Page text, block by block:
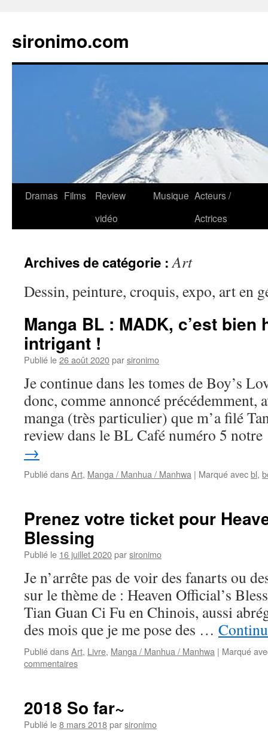
sironimo.com
Aller
Dramas Films
Review
vidéo
Musique Acteurs /
Actrices
Archives de catégorie :Art
Dessin, peinture, croquis, expo, art en
Manga BL : MADK, c’est
intrigant !
Publié le26 août 2020parsironimo
Je continue dans les tomes de Boy’s
donc, comme annoncé précédemment,
manga (très particulier) que m’a filé
review dans le BL Café numéro 5
→
Publié dansArt, Manga / Manhua / Manhwa | Marqué avecbl,
Prenez votre ticket pour
Blessing
Publié le 16 juillet 2020parsironimo
Je n’arrête pas de voir des fanarts ou
sur le thème de : Heaven Official’s
Tian Guan Ci Fu en Chinois, aussi
des mois que je me pose des …
Publié dansArt, Livre, Manga / Manhua / Manhwa | Marqué
commentaires
2018 So far~
Publié le8 mars 2018parsironimo